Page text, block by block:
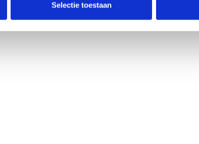
Selectie toestaan